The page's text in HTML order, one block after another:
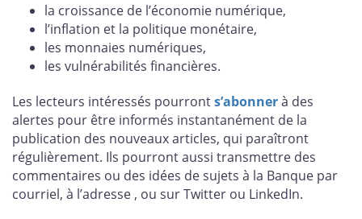
la croissance de l’économie numérique,
l’inflation et la politique monétaire,
les monnaies numériques,
les vulnérabilités financières.
Les lecteurs intéressés pourronts’abonnerà des
alertes pour être informés instantanément de la
publication des nouveaux articles, qui paraîtront
régulièrement. Ils pourront aussi transmettre des
commentaires ou des idées de sujets à la Banque par
courriel, à l’adresse , ou sur Twitter ou LinkedIn.